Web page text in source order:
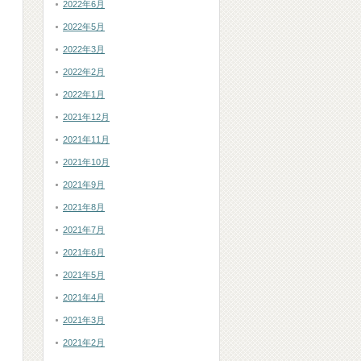
2022年6月
2022年5月
2022年3月
2022年2月
2022年1月
2021年12月
2021年11月
2021年10月
2021年9月
2021年8月
2021年7月
2021年6月
2021年5月
2021年4月
2021年3月
2021年2月